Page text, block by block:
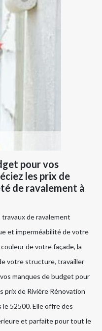
pour vos
les prix de
de ravalement à
travaux de ravalement
et imperméabilité de votre
de votre façade, la
votre structure, travailler
manques de budget pour
prix de Rivière Rénovation
52500. Elle offre des
et parfaite pour tout le